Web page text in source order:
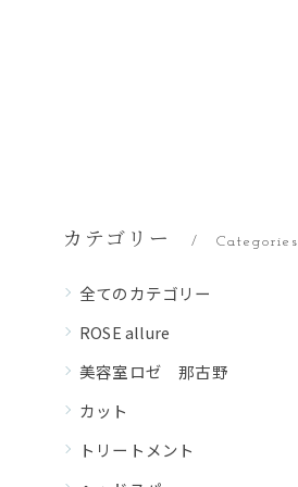
カテゴリー Categories
全てのカテゴリー
ROSE allure
美容室ロゼ 那古野
カット
トリートメント